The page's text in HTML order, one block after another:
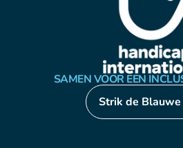
SAMEN VOOR EEN
Strik de Blauwe